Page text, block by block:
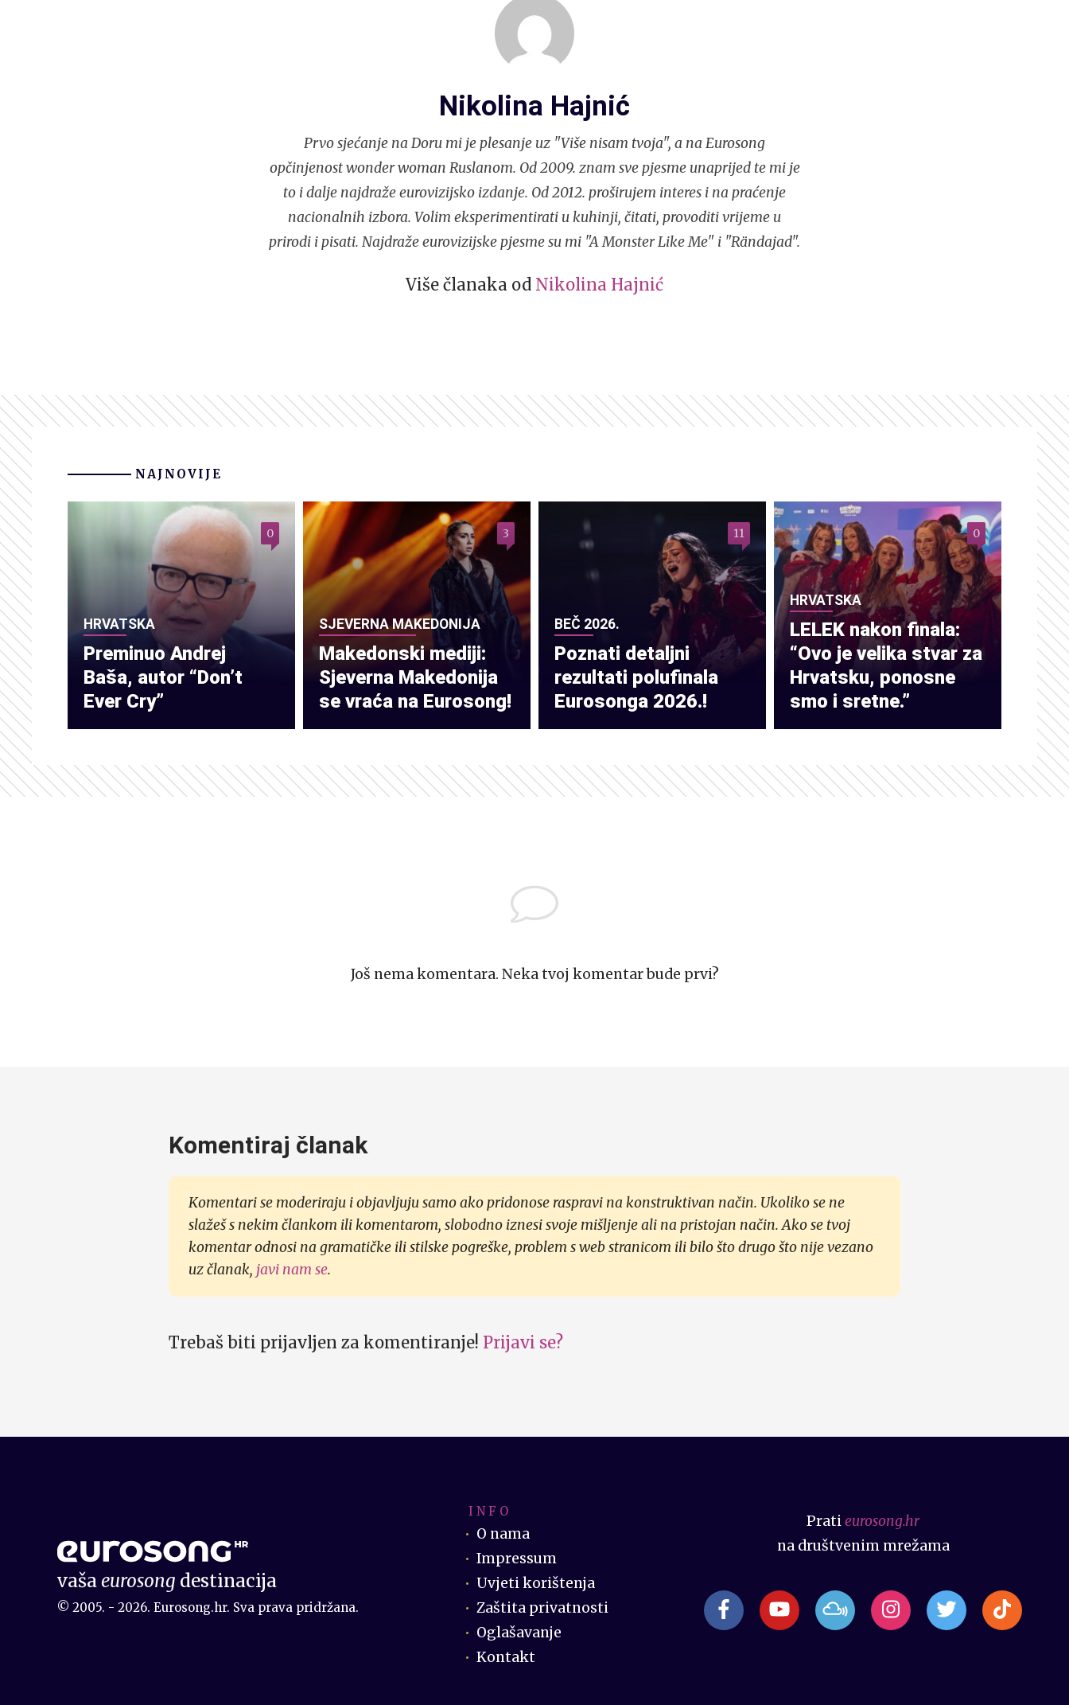
Nikolina Hajnić
Prvo sjećanje na Doru mi je plesanje uz "Više nisam tvoja", a na Eurosong
opčinjenost wonder woman Ruslanom. Od 2009. znam sve pjesme unaprijed te mi je
to i dalje najdraže eurovizijsko izdanje. Od 2012. proširujem interes i na praćenje
nacionalnih izbora. Volim eksperimentirati u kuhinji, čitati, provoditi vrijeme u
prirodi i pisati. Najdraže eurovizijske pjesme su mi "A Monster Like Me" i "Rändajad".
Više članaka od Nikolina Hajnić
NAJNOVIJE
HRVATSKA
Preminuo Andrej
Baša, autor “Don’t
Ever Cry”
0
SJEVERNA MAKEDONIJA
Makedonski mediji:
Sjeverna Makedonija
se vraća na Eurosong!
3
BEČ 2026.
Poznati detaljni
rezultati polufinala
Eurosonga 2026.!
11
HRVATSKA
LELEK nakon finala:
“Ovo je velika stvar za
Hrvatsku, ponosne
smo i sretne.”
0
Još nema komentara. Neka tvoj komentar bude prvi?
Komentiraj članak
Komentari se moderiraju i objavljuju samo ako pridonose raspravi na konstruktivan način. Ukoliko se ne
slažeš s nekim člankom ili komentarom, slobodno iznesi svoje mišljenje ali na pristojan način. Ako se tvoj
komentar odnosi na gramatičke ili stilske pogreške, problem s web stranicom ili bilo što drugo što nije vezano
uz članak, javi nam se.
Trebaš biti prijavljen za komentiranje! Prijavi se?
vašaeurosong destinacija
© 2005. - 2026. Eurosong.hr. Sva prava pridržana.
I N F O
O nama
Impressum
Uvjeti korištenja
Zaštita privatnosti
Oglašavanje
Kontakt
Pratieurosong.hr
na društvenim mrežama